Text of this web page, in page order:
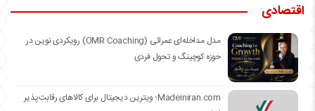
اقتصادی
مدل مداخله‌ای عمرائی (OMR Coaching) رویکردی نوین در
حوزه کوچینگ و تحول فردی
Madeiniran.com؛ ویترین دیجیتال برای کالاهای رقابت‌پذیر